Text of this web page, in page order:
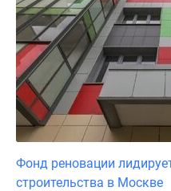
Скидки
акции
Макс
Фонд реновации
строительства в Москве